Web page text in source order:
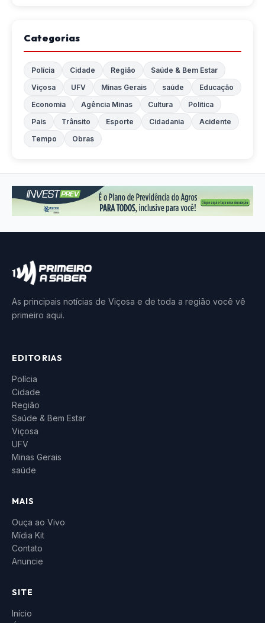
Categorias
Polícia Cidade Região
Saúde & Bem Estar
Viçosa
UFV Minas Gerais saúde
Educação
Economia
Agência Minas Cultura
Política
País
Trânsito Esporte Cidadania
Acidente
Tempo
Obras
As principais notícias de Viçosa e de toda a região você vê
primeiro aqui.
EDITORIAS
Polícia
Cidade
Região
Saúde & Bem Estar
Viçosa
UFV
Minas Gerais
saúde
MAIS
Ouça ao Vivo
Mídia Kit
Contato
Anuncie
SITE
Início